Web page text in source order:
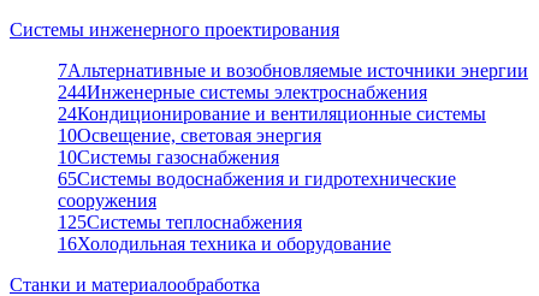
Системы инженерного проектирования
7Альтернативные и возобновляемые источники энергии
244Инженерные системы электроснабжения
24Кондиционирование и вентиляционные системы
10Освещение, световая энергия
10Системы газоснабжения
65Системы водоснабжения и гидротехнические
сооружения
125Системы теплоснабжения
16Холодильная техника и оборудование
Станки и материалообработка